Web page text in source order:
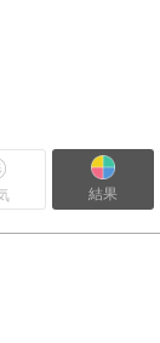
結果